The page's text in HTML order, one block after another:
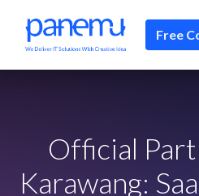
Free
Official
Karawang: